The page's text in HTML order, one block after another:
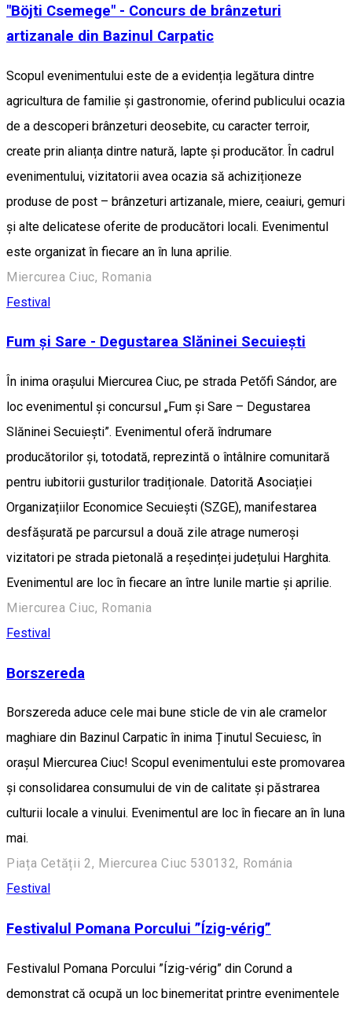
"Böjti Csemege" - Concurs de brânzeturi
artizanale din Bazinul Carpatic
Scopul evenimentului este de a evidenția legătura dintre
agricultura de familie și gastronomie, oferind publicului ocazia
de a descoperi brânzeturi deosebite, cu caracter terroir,
create prin alianța dintre natură, lapte și producător. În cadrul
evenimentului, vizitatorii avea ocazia să achiziționeze
produse de post – brânzeturi artizanale, miere, ceaiuri, gemuri
și alte delicatese oferite de producători locali. Evenimentul
este organizat în fiecare an în luna aprilie.
Miercurea Ciuc, Romania
Festival
Fum și Sare - Degustarea Slăninei Secuiești
În inima orașului Miercurea Ciuc, pe strada Petőfi Sándor, are
loc evenimentul și concursul „Fum și Sare – Degustarea
Slăninei Secuiești”. Evenimentul oferă îndrumare
producătorilor și, totodată, reprezintă o întâlnire comunitară
pentru iubitorii gusturilor tradiționale. Datorită Asociației
Organizațiilor Economice Secuiești (SZGE), manifestarea
desfășurată pe parcursul a două zile atrage numeroși
vizitatori pe strada pietonală a reședinței județului Harghita.
Evenimentul are loc în fiecare an între lunile martie și aprilie.
Miercurea Ciuc, Romania
Festival
Borszereda
Borszereda aduce cele mai bune sticle de vin ale cramelor
maghiare din Bazinul Carpatic în inima Ținutul Secuiesc, în
orașul Miercurea Ciuc! Scopul evenimentului este promovarea
și consolidarea consumului de vin de calitate și păstrarea
culturii locale a vinului. Evenimentul are loc în fiecare an în luna
mai.
Piața Cetății 2, Miercurea Ciuc 530132, Románia
Festival
Festivalul Pomana Porcului ”Ízig-vérig”
Festivalul Pomana Porcului ”Ízig-vérig” din Corund a
demonstrat că ocupă un loc binemeritat printre evenimentele